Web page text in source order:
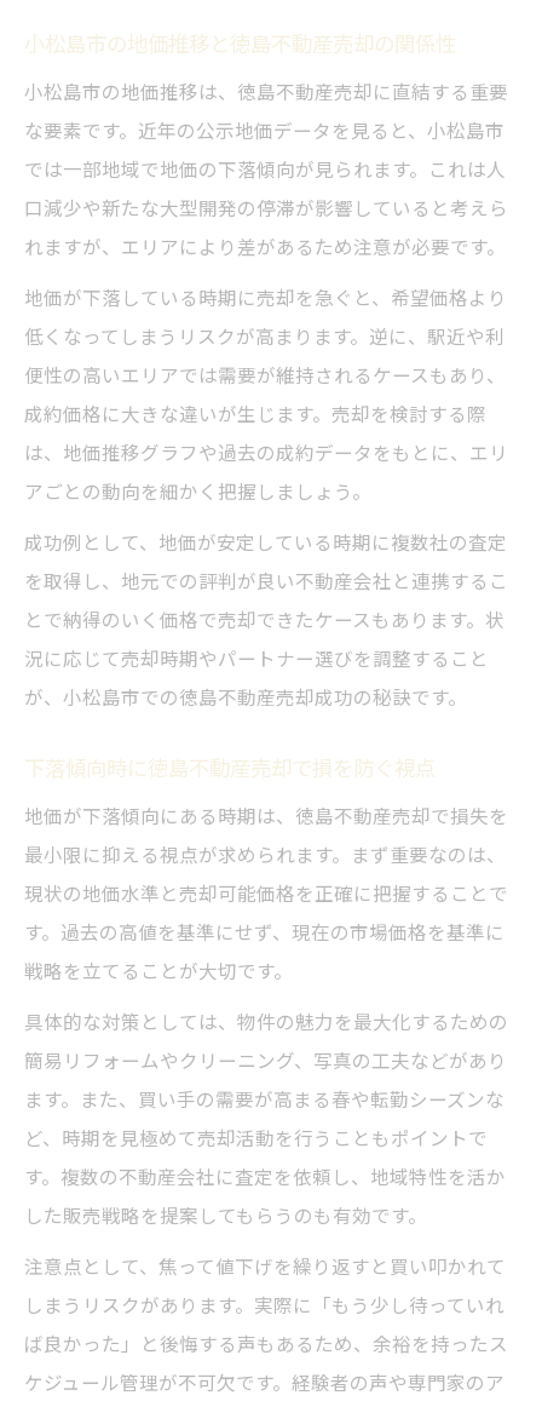
る
価格下落中に徳島不動産売却を選ぶ判断軸
徳島不動産売却タイミングの見極め方を解
説
徳島不動産売却で損しない転売の考え方
要点
不動産売却を成功に導く最新地価分析活用法
徳島不動産売却で役立つ最新地価分析の活
用術
徳島不動産売却に不可欠な市場データの見
方
ツ
今知っておきたい売却タイミングの見極め方
徳島不動産売却で後悔しない時期選びの秘
訣
市況を読み解き徳島不動産売却の好機を掴
む方法
徳島不動産売却で利益を最大化するタイミ
ング戦略
徳島不動産売却のベストタイミングを判断
するコツ
徳島不動産売却を成功させる時期の見極め
ポイント
小松島市の地価推移と徳島不動産売却の関係性
小松島市の地価推移は、徳島不動産売却に直結する重要
な要素です。近年の公示地価データを見ると、小松島市
では一部地域で地価の下落傾向が見られます。これは人
口減少や新たな大型開発の停滞が影響していると考えら
れますが、エリアにより差があるため注意が必要です。
地価が下落している時期に売却を急ぐと、希望価格より
低くなってしまうリスクが高まります。逆に、駅近や利
便性の高いエリアでは需要が維持されるケースもあり、
成約価格に大きな違いが生じます。売却を検討する際
は、地価推移グラフや過去の成約データをもとに、エリ
アごとの動向を細かく把握しましょう。
成功例として、地価が安定している時期に複数社の査定
を取得し、地元での評判が良い不動産会社と連携するこ
とで納得のいく価格で売却できたケースもあります。状
況に応じて売却時期やパートナー選びを調整すること
が、小松島市での徳島不動産売却成功の秘訣です。
下落傾向時に徳島不動産売却で損を防ぐ視点
地価が下落傾向にある時期は、徳島不動産売却で損失を
最小限に抑える視点が求められます。まず重要なのは、
現状の地価水準と売却可能価格を正確に把握することで
す。過去の高値を基準にせず、現在の市場価格を基準に
戦略を立てることが大切です。
具体的な対策としては、物件の魅力を最大化するための
簡易リフォームやクリーニング、写真の工夫などがあり
ます。また、買い手の需要が高まる春や転勤シーズンな
ど、時期を見極めて売却活動を行うこともポイントで
す。複数の不動産会社に査定を依頼し、地域特性を活か
した販売戦略を提案してもらうのも有効です。
注意点として、焦って値下げを繰り返すと買い叩かれて
しまうリスクがあります。実際に「もう少し待っていれ
ば良かった」と後悔する声もあるため、余裕を持ったス
ケジュール管理が不可欠です。経験者の声や専門家のア